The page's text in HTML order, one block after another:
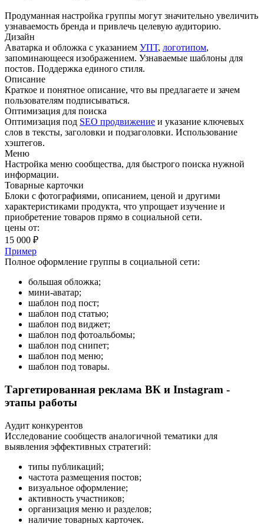
Продуманная настройка группы могут значительно увеличить
узнаваемость бренда и привлечь целевую аудиторию.
Дизайн
Аватарка и обложка с указанием УПТ, логотипом,
запоминающееся изображением. Узнаваемые шаблоны для
постов. Поддержка единого стиля.
Описание
Краткое и понятное описание, что вы предлагаете и зачем
пользователям подписываться.
Оптимизация для поиска
Оптимизация под SEO продвижение и указание ключевых
слов в тексты, заголовки и подзаголовки. Использование
хэштегов.
Меню
Настройка меню сообщества, для быстрого поиска нужной
информации.
Товарные карточки
Блоки с фотографиями, описанием, ценой и другими
характеристиками продукта, что упрощает изучение и
приобретение товаров прямо в социальной сети.
цены от:
15 000 ₽
Пример
Полное оформление группы в социальной сети:
большая обложка;
мини-аватар;
шаблон под пост;
шаблон под статью;
шаблон под виджет;
шаблон под фотоальбомы;
шаблон под снипет;
шаблон под меню;
шаблон под товары.
Таргетированная реклама ВК и Instagram -
этапы работы
Аудит конкурентов
Исследование сообществ аналогичной тематики для
выявления эффективных стратегий:
типы публикаций;
частота размещения постов;
визуальное оформление;
активность участников;
организация меню и разделов;
наличие товарных карточек.